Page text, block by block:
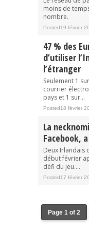
moins de
nombre.
Posted19 février
47 % des
d’utiliser
l’étranger
Seulement 1
courrier
pays et 1 sur...
Posted18 février
La
Facebook,
Deux Irlandais
début février
défi du jeu....
Posted17 février
Page 1 of 2